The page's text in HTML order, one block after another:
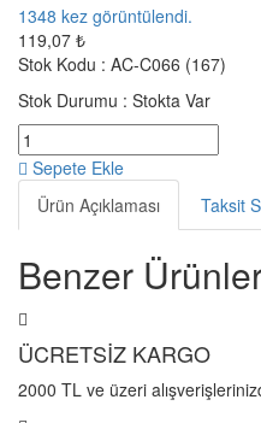
1348 kez görüntülendi.
119,07 ₺
Stok Kodu : AC-C066 (167)
Stok Durumu : Stokta Var
Sepete Ekle
Ürün Açıklaması
Taksit
Benzer
ÜCRETSİZ KARGO
2000 TL ve üzeri